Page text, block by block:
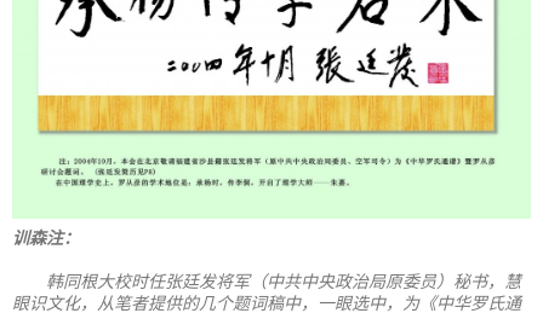
训森注：
韩同根大校时任张廷发将军（中共中央政治局原委员）秘书，慧
眼识文化，从笔者提供的几个题词稿中，一眼选中，为《中华罗氏通